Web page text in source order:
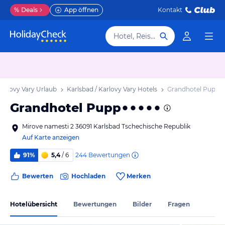
% Deals App öffnen Kontakt
Hotel, Reiseziel
Vary Urlaub Karlsbad / Karlovy Vary Hotels Grandhotel Pupp
Grandhotel Pupp
Mirove namesti 2 36091 Karlsbad Tschechische Republik
Auf Karte anzeigen
91% 5,4/ 6 244 Bewertungen
Bewerten Hochladen Merken
Hotelübersicht Bewertungen Bilder Fragen